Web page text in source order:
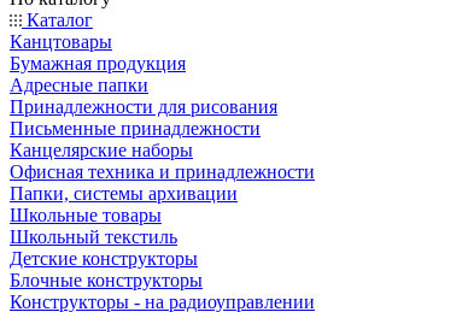
Каталог
Канцтовары
Бумажная продукция
Адресные папки
Принадлежности для рисования
Письменные принадлежности
Канцелярские наборы
Офисная техника и принадлежности
Папки, системы архивации
Школьные товары
Школьный текстиль
Детские конструкторы
Блочные конструкторы
Конструкторы - на радиоуправлении